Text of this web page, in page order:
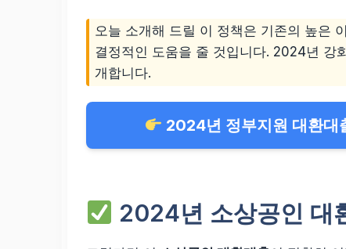
오늘 소개해 드릴 이 정책은 기존의 높은
결정적인 도움을 줄 것입니다. 2024년 강
개합니다.
2024년 정부지원 대환대
2024년 소상공인 대